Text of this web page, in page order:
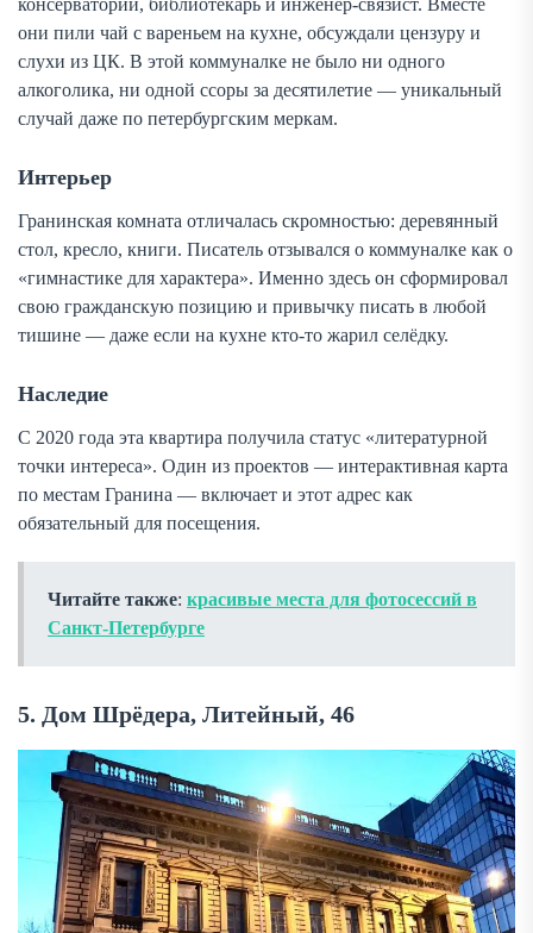
они пили чай с вареньем на кухне, обсуждали цензуру и
слухи из ЦК. В этой коммуналке не было ни одного
алкоголика, ни одной ссоры за десятилетие — уникальный
случай даже по петербургским меркам.
Интерьер
Гранинская комната отличалась скромностью: деревянный
стол, кресло, книги. Писатель отзывался о коммуналке как о
«гимнастике для характера». Именно здесь он сформировал
свою гражданскую позицию и привычку писать в любой
тишине — даже если на кухне кто-то жарил селёдку.
Наследие
С 2020 года эта квартира получила статус «литературной
точки интереса». Один из проектов — интерактивная карта
по местам Гранина — включает и этот адрес как
обязательный для посещения.
Читайте также: красивые места для фотосессий в
Санкт-Петербурге
5. Дом Шрёдера, Литейный, 46